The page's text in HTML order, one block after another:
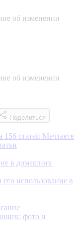
об изменении
об изменении
Поделиться
156 статей Мечтаете
использование в
фото и